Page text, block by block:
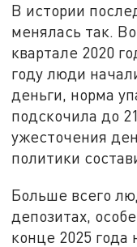
В истории
менялась так.
квартале 2020
году люди
деньги, норма
подскочила до
ужесточения
политики
Больше всего
депозитах,
конце 2025